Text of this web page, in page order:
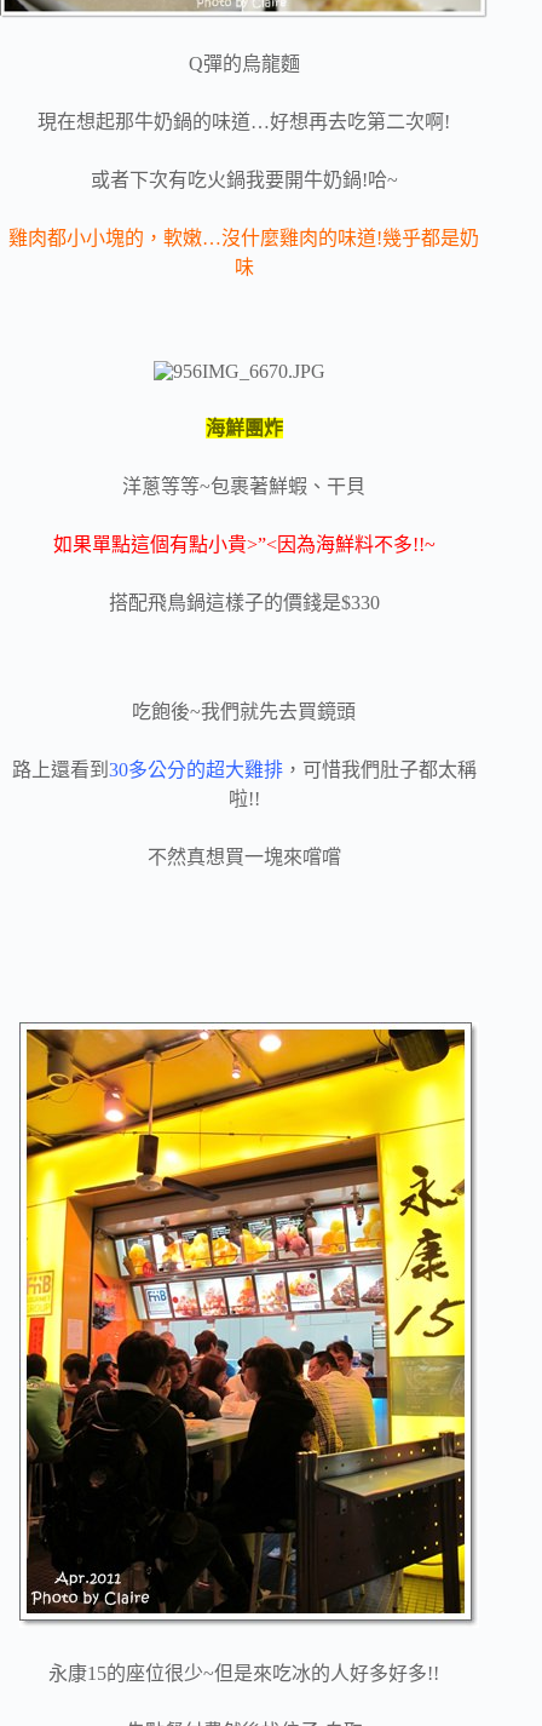
Q彈的烏龍麵
現在想起那牛奶鍋的味道…好想再去吃第二次啊!
或者下次有吃火鍋我要開牛奶鍋!哈~
雞肉都小小塊的，軟嫩…沒什麼雞肉的味道!幾乎都是奶
味
海鮮團炸
洋蔥等等~包裹著鮮蝦、干貝
如果單點這個有點小貴>”<因為海鮮料不多!!~
搭配飛鳥鍋這樣子的價錢是$330
吃飽後~我們就先去買鏡頭
路上還看到 30多公分的超大雞排，可惜我們肚子都太稱
啦!!
不然真想買一塊來嚐嚐
永康15的座位很少~但是來吃冰的人好多好多!!